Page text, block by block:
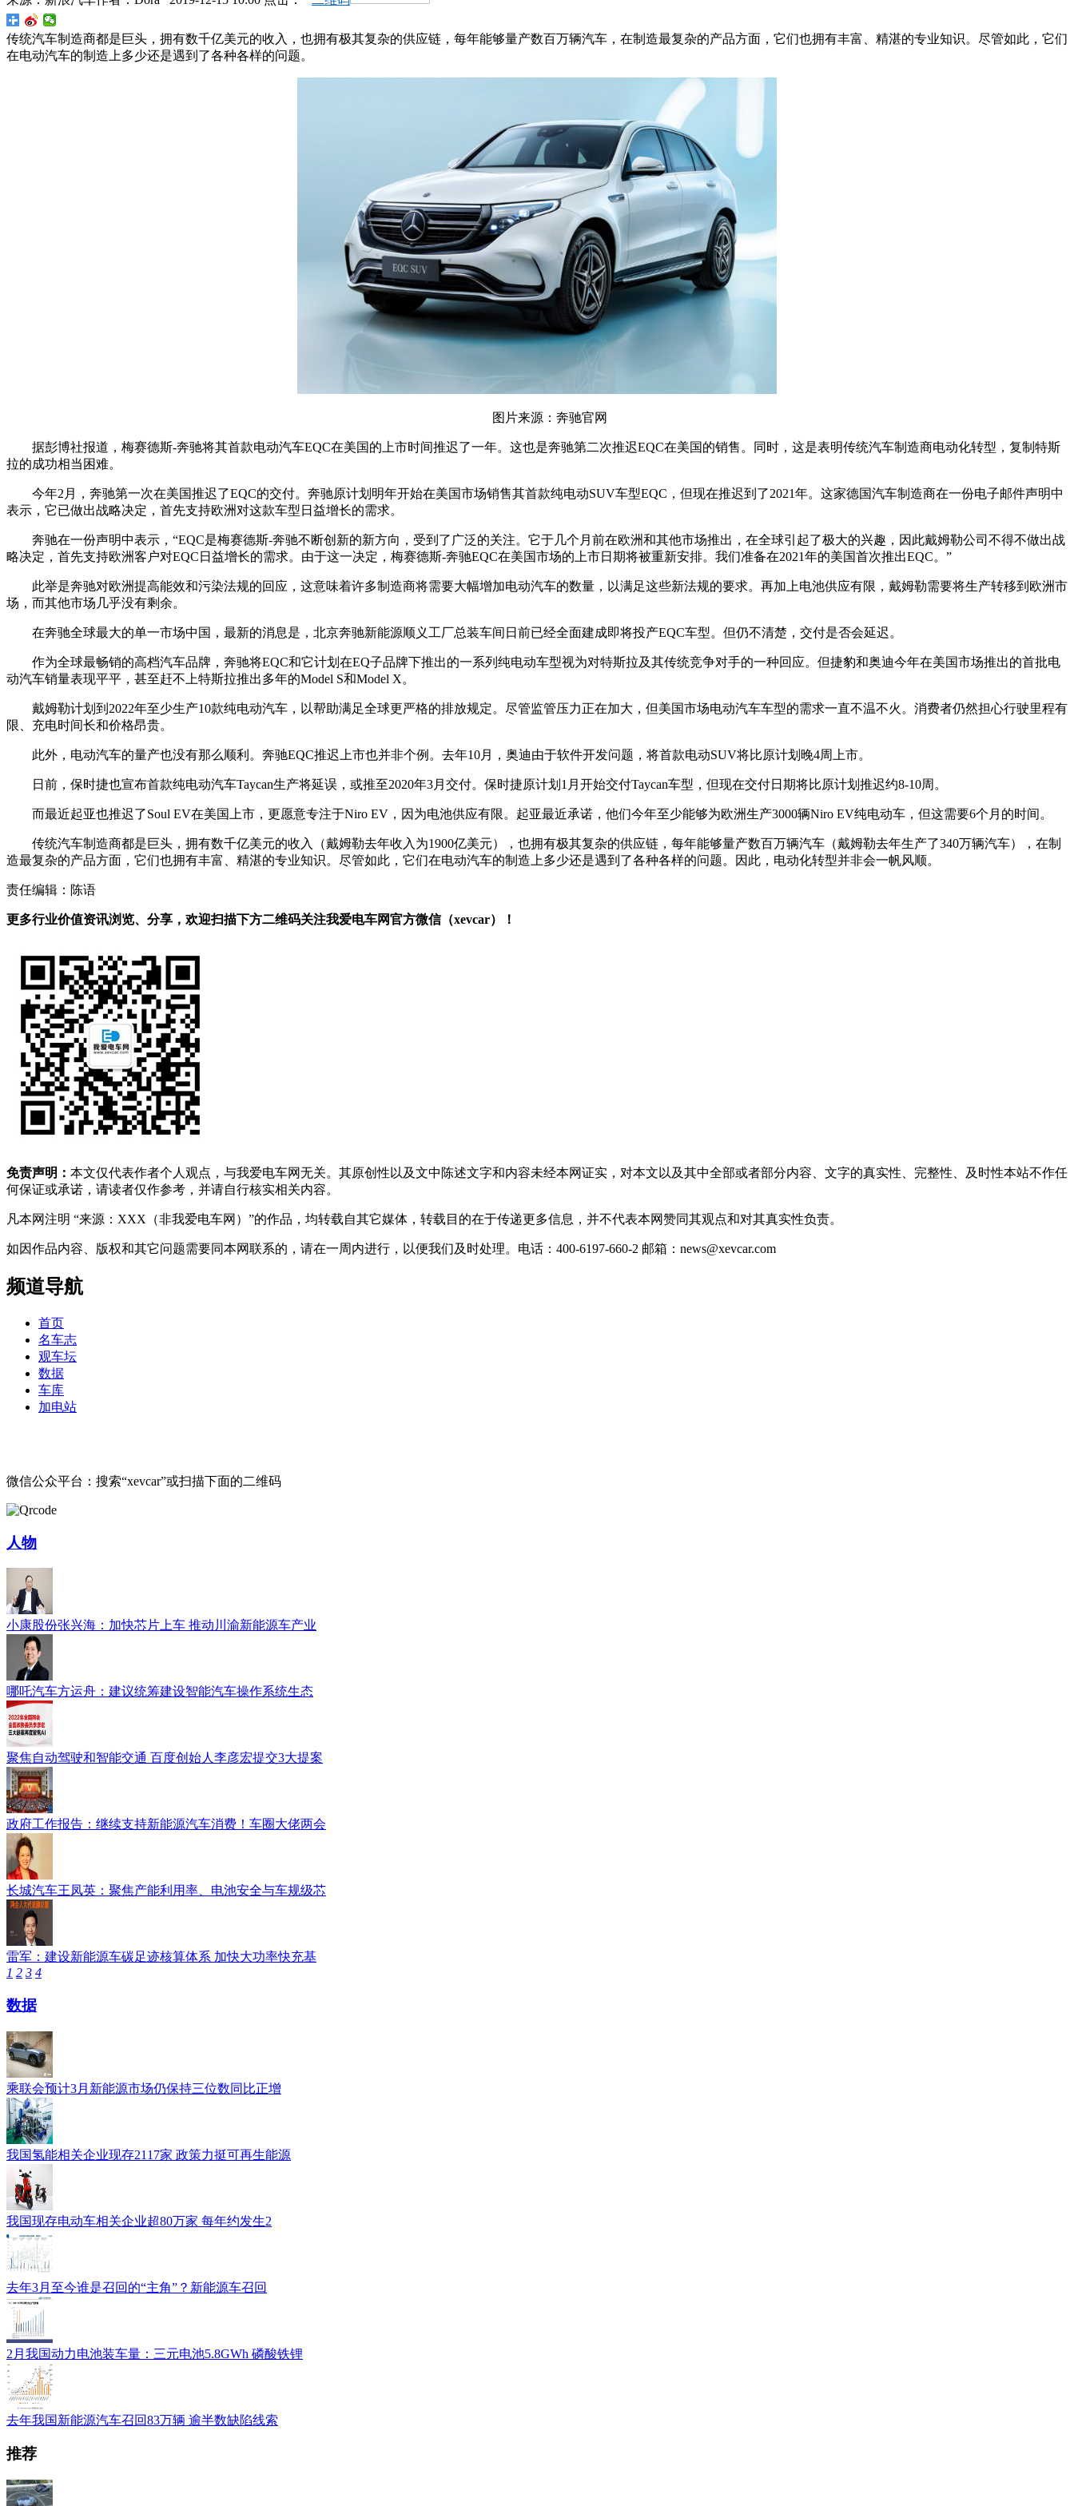
传统汽车制造商都是巨头，拥有数千亿美元的收入，也拥有极其复杂的供应链，每年能够量产数百万辆汽车，在制造最复杂的产品方面，它们也拥有丰富、精湛的专业知识。尽管如此，它们
在电动汽车的制造上多少还是遇到了各种各样的问题。
图片来源：奔驰官网
据彭博社报道，梅赛德斯-奔驰将其首款电动汽车EQC在美国的上市时间推迟了一年。这也是奔驰第二次推迟EQC在美国的销售。同时，这是表明传统汽车制造商电动化转型，复制特斯
拉的成功相当困难。
今年2月，奔驰第一次在美国推迟了EQC的交付。奔驰原计划明年开始在美国市场销售其首款纯电动SUV车型EQC，但现在推迟到了2021年。这家德国汽车制造商在一份电子邮件声明中
表示，它已做出战略决定，首先支持欧洲对这款车型日益增长的需求。
奔驰在一份声明中表示，“EQC是梅赛德斯-奔驰不断创新的新方向，受到了广泛的关注。它于几个月前在欧洲和其他市场推出，在全球引起了极大的兴趣，因此戴姆勒公司不得不做出战
略决定，首先支持欧洲客户对EQC日益增长的需求。由于这一决定，梅赛德斯-奔驰EQC在美国市场的上市日期将被重新安排。我们准备在2021年的美国首次推出EQC。”
此举是奔驰对欧洲提高能效和污染法规的回应，这意味着许多制造商将需要大幅增加电动汽车的数量，以满足这些新法规的要求。再加上电池供应有限，戴姆勒需要将生产转移到欧洲市
场，而其他市场几乎没有剩余。
在奔驰全球最大的单一市场中国，最新的消息是，北京奔驰新能源顺义工厂总装车间日前已经全面建成即将投产EQC车型。但仍不清楚，交付是否会延迟。
作为全球最畅销的高档汽车品牌，奔驰将EQC和它计划在EQ子品牌下推出的一系列纯电动车型视为对特斯拉及其传统竞争对手的一种回应。但捷豹和奥迪今年在美国市场推出的首批电
动汽车销量表现平平，甚至赶不上特斯拉推出多年的Model S和Model X。
戴姆勒计划到2022年至少生产10款纯电动汽车，以帮助满足全球更严格的排放规定。尽管监管压力正在加大，但美国市场电动汽车车型的需求一直不温不火。消费者仍然担心行驶里程有
限、充电时间长和价格昂贵。
此外，电动汽车的量产也没有那么顺利。奔驰EQC推迟上市也并非个例。去年10月，奥迪由于软件开发问题，将首款电动SUV将比原计划晚4周上市。
日前，保时捷也宣布首款纯电动汽车Taycan生产将延误，或推至2020年3月交付。保时捷原计划1月开始交付Taycan车型，但现在交付日期将比原计划推迟约8-10周。
而最近起亚也推迟了Soul EV在美国上市，更愿意专注于Niro EV，因为电池供应有限。起亚最近承诺，他们今年至少能够为欧洲生产3000辆Niro EV纯电动车，但这需要6个月的时间。
传统汽车制造商都是巨头，拥有数千亿美元的收入（戴姆勒去年收入为1900亿美元），也拥有极其复杂的供应链，每年能够量产数百万辆汽车（戴姆勒去年生产了340万辆汽车），在制
造最复杂的产品方面，它们也拥有丰富、精湛的专业知识。尽管如此，它们在电动汽车的制造上多少还是遇到了各种各样的问题。因此，电动化转型并非会一帆风顺。
责任编辑：陈语
更多行业价值资讯浏览、分享，欢迎扫描下方二维码关注我爱电车网官方微信（xevcar）！
免责声明： 本文仅代表作者个人观点，与我爱电车网无关。其原创性以及文中陈述文字和内容未经本网证实，对本文以及其中全部或者部分内容、文字的真实性、完整性、及时性本站不作任
何保证或承诺，请读者仅作参考，并请自行核实相关内容。
凡本网注明 “来源：XXX（非我爱电车网）”的作品，均转载自其它媒体，转载目的在于传递更多信息，并不代表本网赞同其观点和对其真实性负责。
如因作品内容、版权和其它问题需要同本网联系的，请在一周内进行，以便我们及时处理。电话：400-6197-660-2 邮箱：news@xevcar.com
频道导航
首页
名车志
观车坛
数据
车库
加电站
微信公众平台：搜索“xevcar”或扫描下面的二维码
人物
小康股份张兴海：加快芯片上车 推动川渝新能源车产业
哪吒汽车方运舟：建议统筹建设智能汽车操作系统生态
聚焦自动驾驶和智能交通 百度创始人李彦宏提交3大提案
政府工作报告：继续支持新能源汽车消费！车圈大佬两会
长城汽车王凤英：聚焦产能利用率、电池安全与车规级芯
雷军：建设新能源车碳足迹核算体系 加快大功率快充基
1 2 3 4
数据
乘联会预计3月新能源市场仍保持三位数同比正增
我国氢能相关企业现存2117家 政策力挺可再生能源
我国现存电动车相关企业超80万家 每年约发生2
去年3月至今谁是召回的“主角”？新能源车召回
2月我国动力电池装车量：三元电池5.8GWh 磷酸铁锂
去年我国新能源汽车召回83万辆 逾半数缺陷线索
推荐